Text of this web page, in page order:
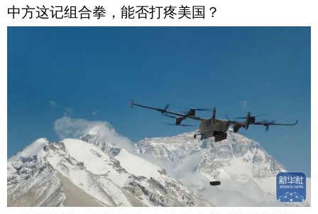
中方这记组合拳，能否打疼美国？